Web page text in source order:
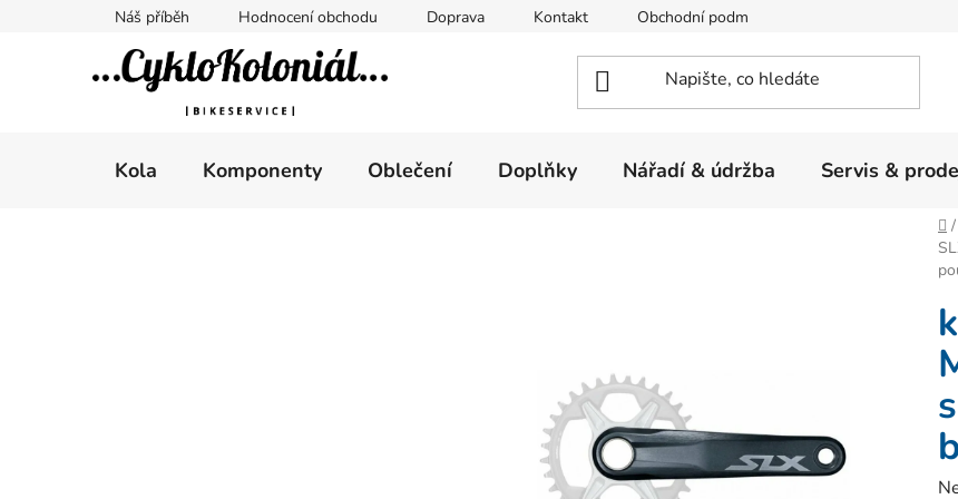
Náš příběh Hodnocení obchodu Doprava Kontakt Obchodní podmínky
Kola Komponenty Oblečení Doplňky Nářadí & údržba Servis &
/